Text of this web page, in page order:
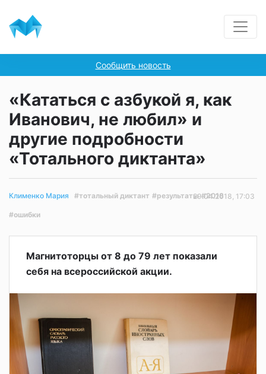
Сообщить новость
«Кататься с азбукой я, как
Иванович, не любил» и
другие подробности
«Тотального диктанта»
Клименко Мария #тотальный диктант #результаты #2018
#ошибки
29.04.2018, 17:03
Магнитоторцы от 8 до 79 лет показали
себя на всероссийской акции.